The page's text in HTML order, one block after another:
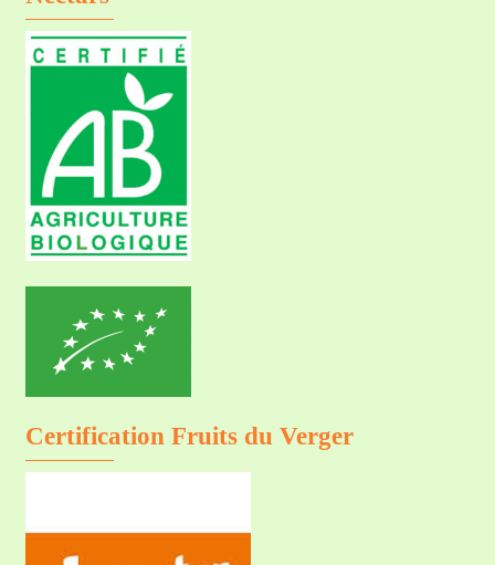
Certification Fruits du Verger